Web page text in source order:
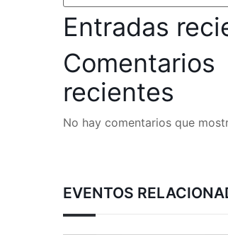
Entradas
Comentarios
recientes
No hay comentarios que
EVENTOS